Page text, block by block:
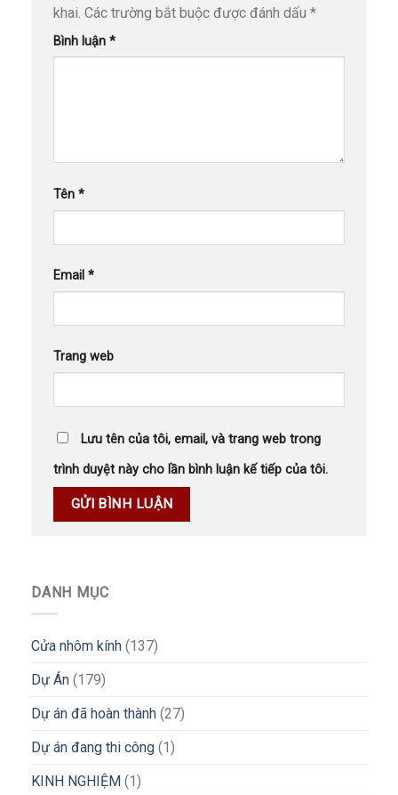
khai. Các trường bắt buộc được đánh dấu *
Bình luận *
Tên *
Email *
Trang web
Lưu tên của tôi, email, và trang web trong
trình duyệt này cho lần bình luận kế tiếp của tôi.
DANH MỤC
Cửa nhôm kính (137)
Dự Án (179)
Dự án đã hoàn thành (27)
Dự án đang thi công (1)
KINH NGHIỆM (1)